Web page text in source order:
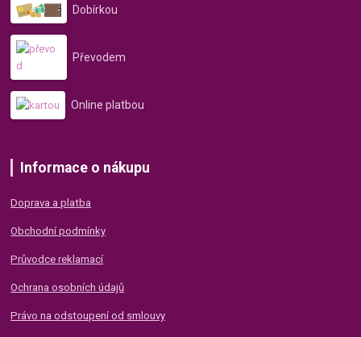
Dobírkou
Převodem
Online platbou
Informace o nákupu
Doprava a platba
Obchodní podmínky
Průvodce reklamací
Ochrana osobních údajů
Právo na odstoupení od smlouvy